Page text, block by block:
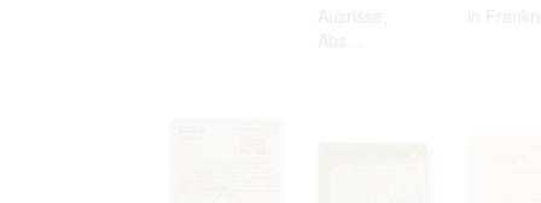
Ausrisse,
Abs...
in